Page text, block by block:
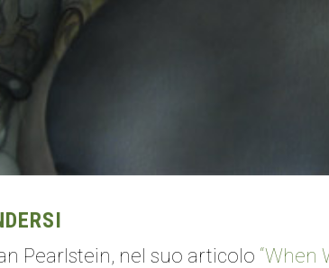
Pearlstein, nel suo articolo “When